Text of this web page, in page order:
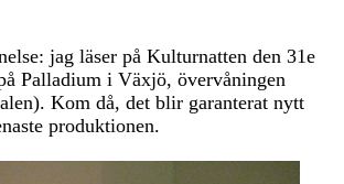
jag läser på Kulturnatten den 31e
Palladium i Växjö, övervåningen
Kom då, det blir garanterat nytt
produktionen.